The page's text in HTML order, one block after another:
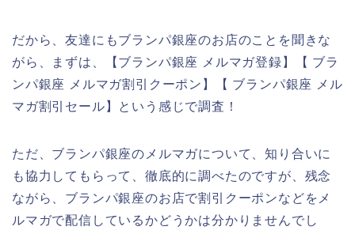
だから、友達にもブランパ銀座のお店のことを聞きな
がら、まずは、【ブランパ銀座 メルマガ登録】【 ブラ
ンパ銀座 メルマガ割引クーポン】【 ブランパ銀座 メル
マガ割引セール】という感じで調査！
ただ、ブランパ銀座のメルマガについて、知り合いに
も協力してもらって、徹底的に調べたのですが、残念
ながら、ブランパ銀座のお店で割引クーポンなどをメ
ルマガで配信しているかどうかは分かりませんでし